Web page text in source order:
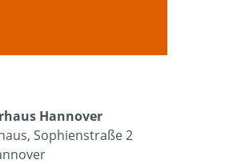
Hannover
Sophienstraße 2